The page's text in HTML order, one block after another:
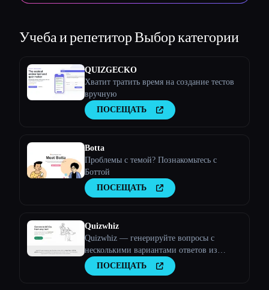
Учеба и репетиторВыбор категории
QUIZGECKO
Хватит тратить время на создание тестов
вручную
ПОСЕЩАТЬ
Botta
Проблемы с темой? Познакомьтесь с
Боттой
ПОСЕЩАТЬ
Quizwhiz
Quizwhiz — генерируйте вопросы с
несколькими вариантами ответов из
любого текста
ПОСЕЩАТЬ